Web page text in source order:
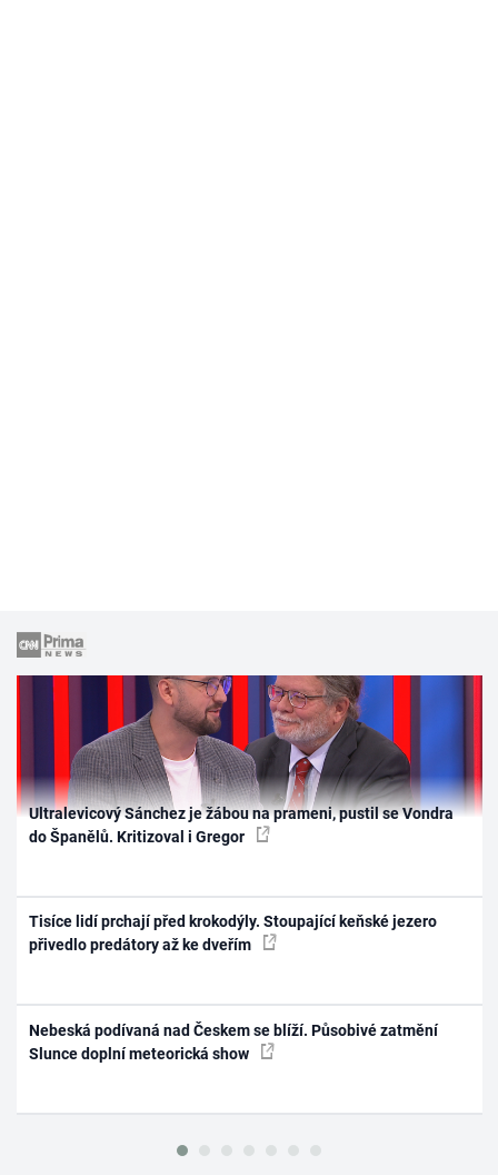
Ultralevicový Sánchez je žábou na prameni, pustil se Vondra
do Španělů. Kritizoval i Gregor
Tisíce lidí prchají před krokodýly. Stoupající keňské jezero
přivedlo predátory až ke dveřím
Nebeská podívaná nad Českem se blíží. Působivé zatmění
Slunce doplní meteorická show